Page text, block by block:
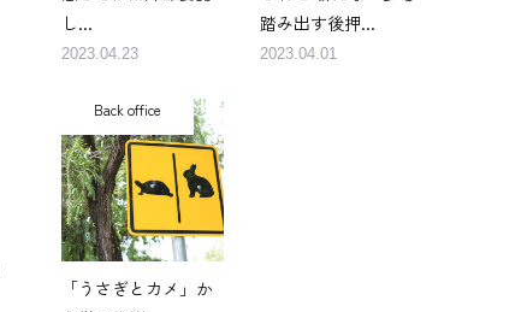
し...
2023.04.23
踏み出す後押...
2023.04.01
Back office
「うさぎとカメ」か